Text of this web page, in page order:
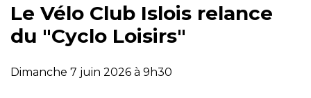
Le Vélo Club Islois relance
du "Cyclo Loisirs"
Dimanche 7 juin 2026 à 9h30